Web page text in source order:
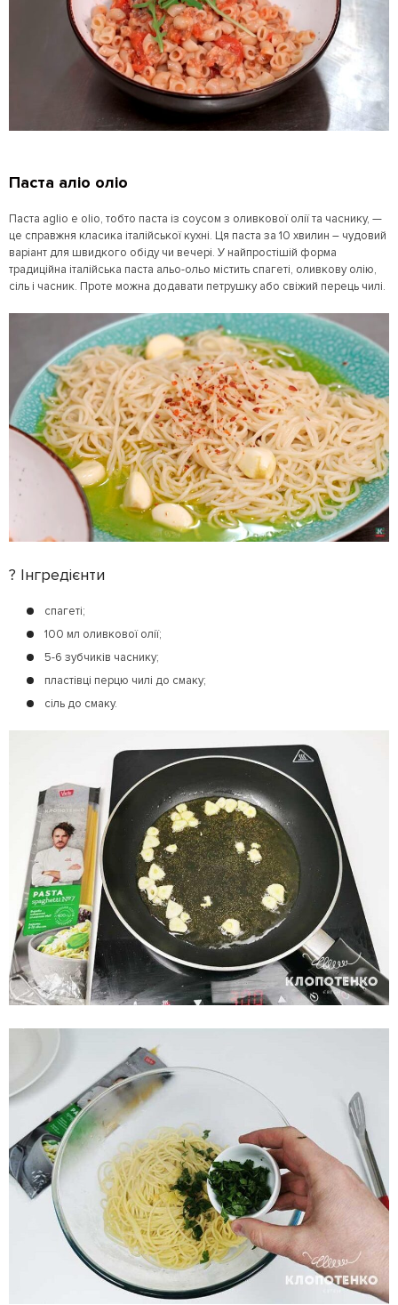
Паста аліо оліо
Паста aglio e olio, тобто паста із соусом з оливкової олії та часнику, —
це справжня класика італійської кухні. Ця паста за 10 хвилин – чудовий
варіант для швидкого обіду чи вечері. У найпростішій формa
традиційна італійська паста альо-ольо містить спагеті, оливкову олію,
сіль і часник. Проте можна додавати петрушку або свіжий перець чилі.
? Інгредієнти
спагеті;
100 мл оливкової олії;
5-6 зубчиків часнику;
пластівці перцю чилі до смаку;
сіль до смаку.